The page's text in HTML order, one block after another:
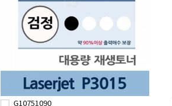
G10751090